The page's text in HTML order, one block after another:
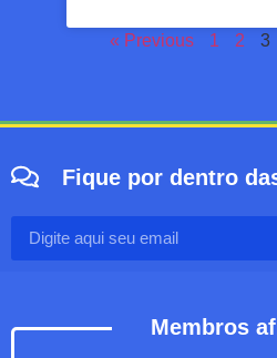
« Previous 1 2 3
Fique por dentro
Membros